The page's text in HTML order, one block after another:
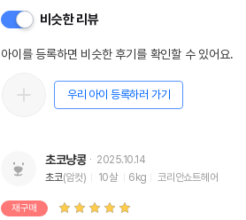
비슷한 리뷰
아이를 등록하면 비슷한 후기를 확인할 수 있어요.
우리 아이 등록하러 가기
초코냥콩
2025.10.14
초코(암컷) 10살 6kg 코리안쇼트헤어
재구매